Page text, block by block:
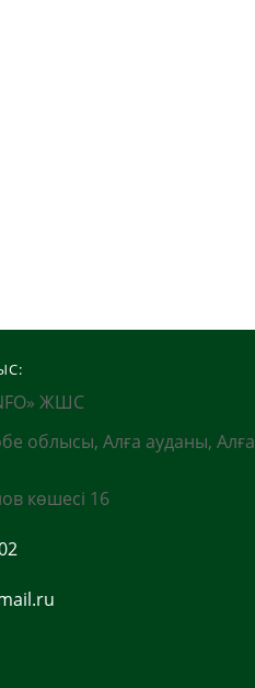
ЖШС
облысы, Алға ауданы, Алға
көшесі 16